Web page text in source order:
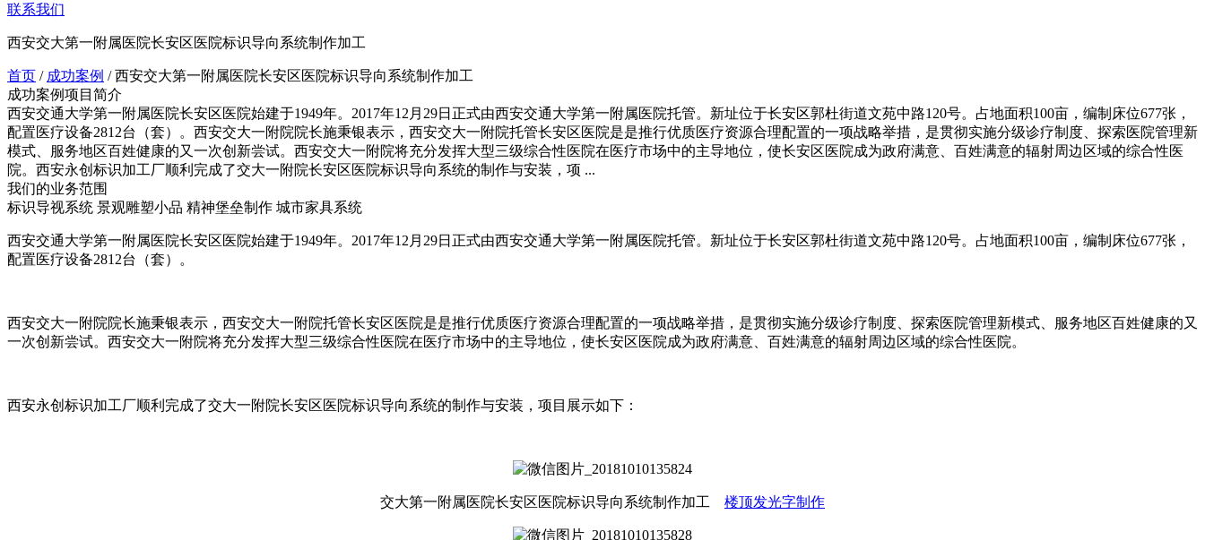
联系我们
西安交大第一附属医院长安区医院标识导向系统制作加工
首页 / 成功案例 /西安交大第一附属医院长安区医院标识导向系统制作加工
成功案例项目简介
西安交通大学第一附属医院长安区医院始建于1949年。2017年12月29日正式由西安交通大学第一附属医院托管。新址位于长安区郭杜街道文苑中路120号。占地面积100亩，编制床位677张，
配置医疗设备2812台（套）。西安交大一附院院长施秉银表示，西安交大一附院托管长安区医院是是推行优质医疗资源合理配置的一项战略举措，是贯彻实施分级诊疗制度、探索医院管理新
模式、服务地区百姓健康的又一次创新尝试。西安交大一附院将充分发挥大型三级综合性医院在医疗市场中的主导地位，使长安区医院成为政府满意、百姓满意的辐射周边区域的综合性医
院。西安永创标识加工厂顺利完成了交大一附院长安区医院标识导向系统的制作与安装，项 ...
我们的业务范围
标识导视系统 景观雕塑小品 精神堡垒制作 城市家具系统
西安交通大学第一附属医院长安区医院始建于1949年。2017年12月29日正式由西安交通大学第一附属医院托管。新址位于长安区郭杜街道文苑中路120号。占地面积100亩，编制床位677张，
配置医疗设备2812台（套）。
西安交大一附院院长施秉银表示，西安交大一附院托管长安区医院是是推行优质医疗资源合理配置的一项战略举措，是贯彻实施分级诊疗制度、探索医院管理新模式、服务地区百姓健康的又
一次创新尝试。西安交大一附院将充分发挥大型三级综合性医院在医疗市场中的主导地位，使长安区医院成为政府满意、百姓满意的辐射周边区域的综合性医院。
西安永创标识加工厂顺利完成了交大一附院长安区医院标识导向系统的制作与安装，项目展示如下：
交大第一附属医院长安区医院标识导向系统制作加工 楼顶发光字制作